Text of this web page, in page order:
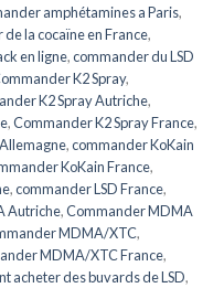
amphétamines a Paris,
la cocaïne en France,
en ligne,commander du LSD
K2 Spray,
K2 Spray Autriche,
,Commander K2 Spray France,
,commander KoKain
KoKain France,
,commander LSD France,
Autriche,Commander MDMA
MDMA/XTC,
MDMA/XTC France,
acheter des buvards de LSD,